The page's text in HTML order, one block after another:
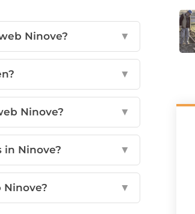
Ninove? ▼
▼
Ninove? ▼
in Ninove? ▼
▼